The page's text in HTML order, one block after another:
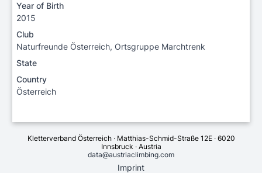
Year of Birth
2015
Club
Naturfreunde Österreich, Ortsgruppe Marchtrenk
State
Country
Österreich
Kletterverband Österreich · Matthias-Schmid-Straße 12E · 6020
Innsbruck · Austria
data@austriaclimbing.com
Imprint